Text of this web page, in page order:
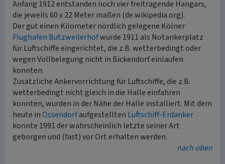
Anfang 1912 entstanden noch vier freitragende Hangars,
die jeweils 60 x 22 Meter maßen (de.wikipedia.org).
Der gut einen Kilometer nördlich gelegene Kölner
Flughafen Butzweilerhofwurde 1911 als Notankerplatz
für Luftschiffe eingerichtet, die z.B. wetterbedingt oder
wegen Vollbelegung nicht in Bickendorf einlaufen
konnten.
Zusätzliche Ankervorrichtung für Luftschiffe, die z.B.
wetterbedingt nicht gleich in die Halle einfahren
konnten, wurden in der Nähe der Halle installiert. Mit dem
heute inOssendorfaufgestellten Luftschiff-Erdanker
konnte 1991 der wahrscheinlich letzte seiner Art
geborgen und (fast) vor Ort erhalten werden.
nach oben